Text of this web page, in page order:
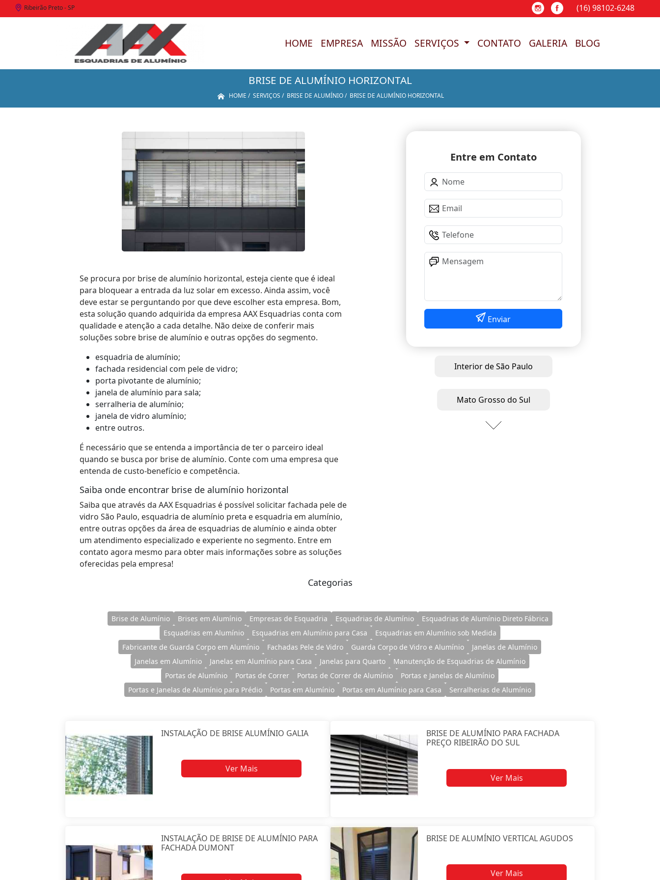
Ribeirão Preto - SP (16) 98102-6248 (16) 98102-6248
HOME EMPRESA MISSÃO SERVIÇOS CONTATO GALERIA BLOG
BRISE DE ALUMÍNIO HORIZONTAL
HOME SERVIÇOS BRISE DE ALUMÍNIO BRISE DE ALUMÍNIO HORIZONTAL
Se procura por brise de alumínio horizontal, esteja ciente que é ideal
para bloquear a entrada da luz solar em excesso. Ainda assim, você
deve estar se perguntando por que deve escolher esta empresa. Bom,
esta solução quando adquirida da empresa AAX Esquadrias conta com
qualidade e atenção a cada detalhe. Não deixe de conferir mais
soluções sobre brise de alumínio e outras opções do segmento.
esquadria de alumínio;
fachada residencial com pele de vidro;
porta pivotante de alumínio;
janela de alumínio para sala;
serralheria de alumínio;
janela de vidro alumínio;
entre outros.
É necessário que se entenda a importância de ter o parceiro ideal
quando se busca por brise de alumínio. Conte com uma empresa que
entenda de custo-benefício e competência.
Saiba onde encontrar brise de alumínio horizontal
Saiba que através da AAX Esquadrias é possível solicitar fachada pele de
vidro São Paulo, esquadria de alumínio preta e esquadria em alumínio,
entre outras opções da área de esquadrias de alumínio e ainda obter
um atendimento especializado e experiente no segmento. Entre em
contato agora mesmo para obter mais informações sobre as soluções
oferecidas pela empresa!
Entre em Contato
Enviar
Interior de São Paulo
Mato Grosso do Sul
Categorias
Brise de Alumínio Brises em Alumínio Empresas de Esquadria Esquadrias de Alumínio
Esquadrias de Alumínio Direto Fábrica
Esquadrias em Alumínio
Esquadrias em Alumínio para Casa
Esquadrias em Alumínio sob Medida
Fabricante de Guarda Corpo em Alumínio
Fachadas Pele de Vidro Guarda Corpo de Vidro e Alumínio
Janelas de Alumínio
Janelas em Alumínio
Janelas em Alumínio para Casa Janelas para Quarto
Manutenção de Esquadrias de Alumínio
Portas de Alumínio
Portas de Correr Portas de Correr de Alumínio
Portas e Janelas de Alumínio
Portas e Janelas de Alumínio para Prédio
Portas em Alumínio Portas em Alumínio para Casa Serralherias de Alumínio
INSTALAÇÃO DE BRISE ALUMÍNIO GALIA
Ver Mais
BRISE DE ALUMÍNIO PARA FACHADA
PREÇO RIBEIRÃO DO SUL
Ver Mais
INSTALAÇÃO DE BRISE DE ALUMÍNIO PARA
FACHADA DUMONT
BRISE DE ALUMÍNIO VERTICAL AGUDOS
Ver Mais